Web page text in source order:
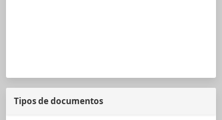
Tipos de documentos